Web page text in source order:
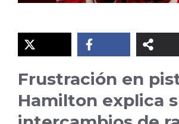
Frustración en
Hamilton explica